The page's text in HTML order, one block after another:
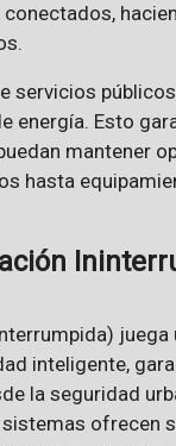
servicios
energía. Esto
mantener
hasta
juega
inteligente,
la seguridad
ofrecen